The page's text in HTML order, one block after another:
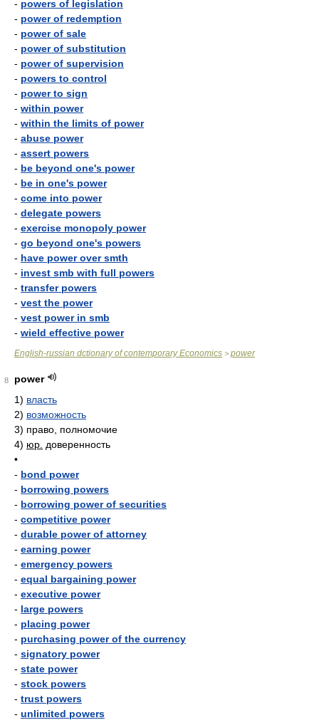
- powers of legislation
- power of redemption
- power of sale
- power of substitution
- power of supervision
- powers to control
- power to sign
- within power
- within the limits of power
- abuse power
- assert powers
- be beyond one's power
- be in one's power
- come into power
- delegate powers
- exercise monopoly power
- go beyond one's powers
- have power over smth
- invest smb with full powers
- transfer powers
- vest the power
- vest power in smb
- wield effective power
English-russian dctionary of contemporary Economics > power
8
power
1) власть
2) возможность
3) право, полномочие
4) юр. доверенность
•
- bond power
- borrowing powers
- borrowing power of securities
- competitive power
- durable power of attorney
- earning power
- emergency powers
- equal bargaining power
- executive power
- large powers
- placing power
- purchasing power of the currency
- signatory power
- state power
- stock powers
- trust powers
- unlimited powers